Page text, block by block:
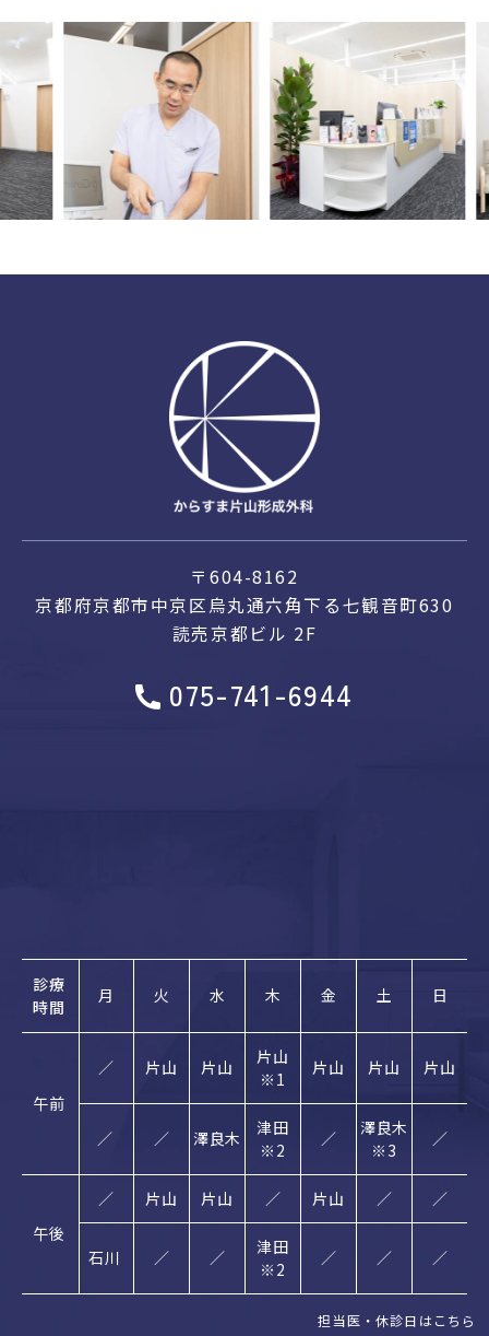
Previous Next
〒604-8162
京都府京都市中京区烏丸通六角下る七観音町630
読売京都ビル 2F
075-741-6944
診療
時間
月 火 水 木 金 土 日
午前
／ 片山 片山
片山
※1
片山 片山 片山
／ ／ 澤良木
津田
※2
／
澤良木
※3
／
午後
／ 片山 片山 ／ 片山 ／ ／
石川 ／ ／
津田
※2
／ ／ ／
担当医・休診日はこちら